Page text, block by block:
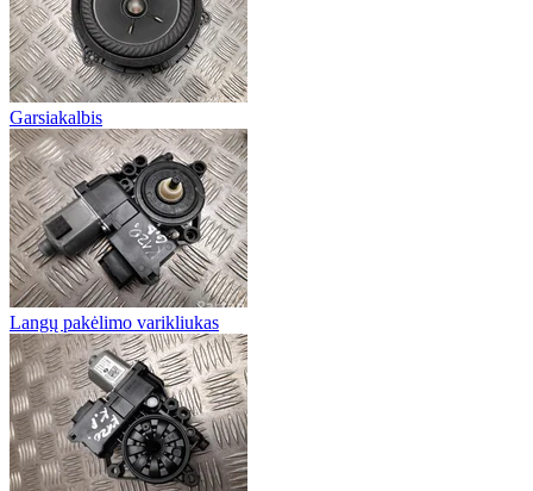
Garsiakalbis
Langų pakėlimo varikliukas